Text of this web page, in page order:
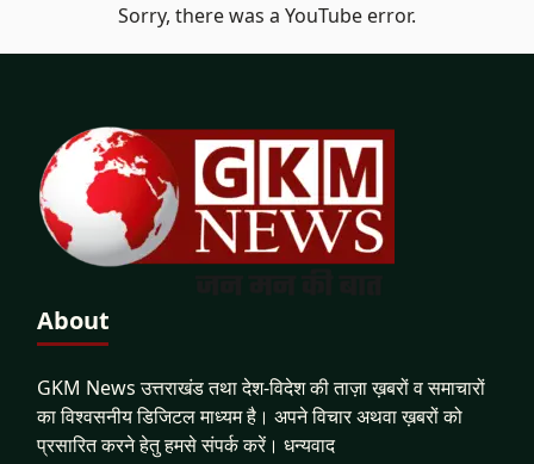
Sorry, there was a YouTube error.
About
GKM News उत्तराखंड तथा देश-विदेश की ताज़ा ख़बरों व समाचारों
का विश्वसनीय डिजिटल माध्यम है। अपने विचार अथवा ख़बरों को
प्रसारित करने हेतु हमसे संपर्क करें। धन्यवाद